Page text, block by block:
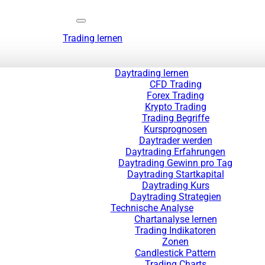
Trading lernen
Daytrading lernen
CFD Trading
Forex Trading
Krypto Trading
Trading Begriffe
Kursprognosen
Daytrader werden
Daytrading Erfahrungen
Daytrading Gewinn pro Tag
Daytrading Startkapital
Daytrading Kurs
Daytrading Strategien
Technische Analyse
Chartanalyse lernen
Trading Indikatoren
Zonen
Candlestick Pattern